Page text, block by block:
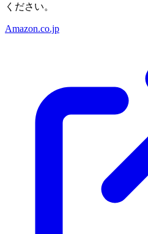
ください。
Amazon.co.jp